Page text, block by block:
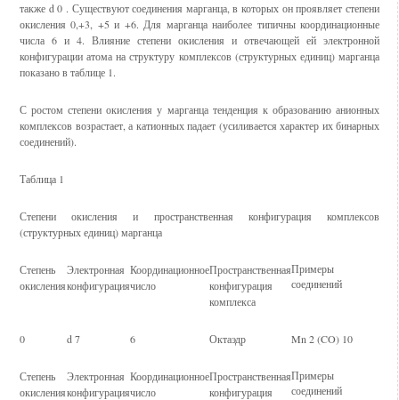
также d 0 . Существуют соединения марганца, в которых он проявляет степени
окисления 0,+3, +5 и +6. Для марганца наиболее типичны координационные
числа 6 и 4. Влияние степени окисления и отвечающей ей электронной
конфигурации атома на структуру комплексов (структурных единиц) марганца
показано в таблице 1.
С ростом степени окисления у марганца тенденция к образованию анионных
комплексов возрастает, а катионных падает (усиливается характер их бинарных
соединений).
Таблица 1
Степени окисления и пространственная конфигурация комплексов
(структурных единиц) марганца
Степень
окисления
Электронная
конфигурация
Координационное
число
Пространственная
конфигурация
комплекса
Примеры
соединений
0 d 7 6 Октаэдр Mn 2 (CO) 10
Степень
окисления
Электронная
конфигурация
Координационное
число
Пространственная
конфигурация
Примеры
соединений